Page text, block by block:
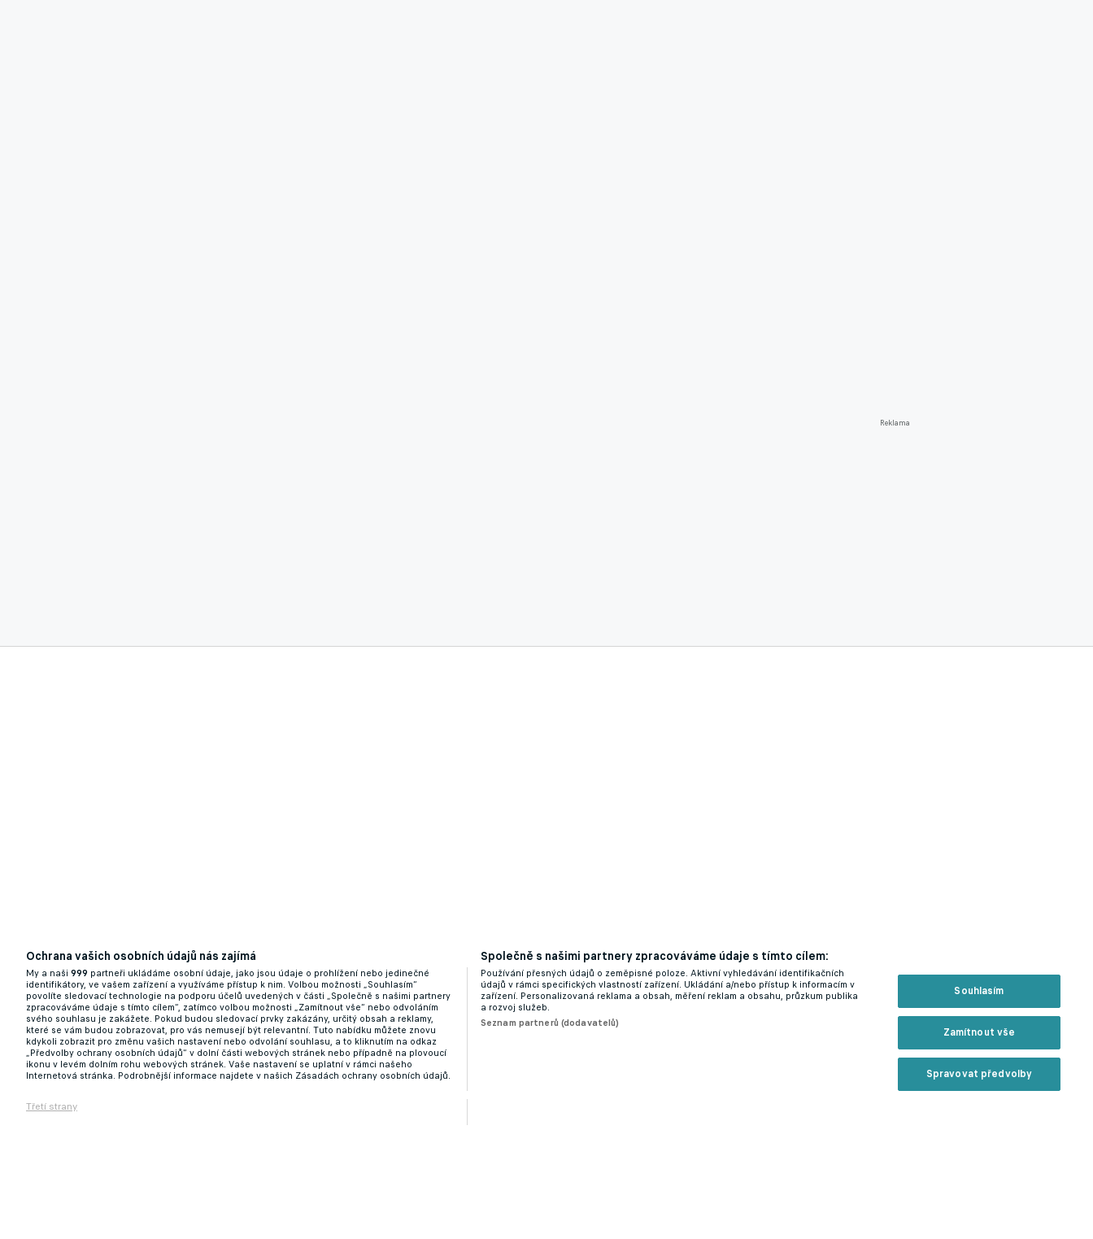
Reklama
Ochrana vašich osobních údajů nás zajímá
My a naši 999 partneři ukládáme osobní údaje, jako jsou údaje o prohlížení nebo jedinečné
identifikátory, ve vašem zařízení a využíváme přístup k nim. Volbou možnosti „Souhlasím“
povolíte sledovací technologie na podporu účelů uvedených v části „Společně s našimi partnery
zpracováváme údaje s tímto cílem“, zatímco volbou možnosti „Zamítnout vše“ nebo odvoláním
svého souhlasu je zakážete. Pokud budou sledovací prvky zakázány, určitý obsah a reklamy,
které se vám budou zobrazovat, pro vás nemusejí být relevantní. Tuto nabídku můžete znovu
kdykoli zobrazit pro změnu vašich nastavení nebo odvolání souhlasu, a to kliknutím na odkaz
„Předvolby ochrany osobních údajů“ v dolní části webových stránek nebo případně na plovoucí
ikonu v levém dolním rohu webových stránek. Vaše nastavení se uplatní v rámci našeho
Internetová stránka. Podrobnější informace najdete v našich Zásadách ochrany osobních údajů.
Třetí strany
Společně s našimi partnery zpracováváme údaje s tímto cílem:
Používání přesných údajů o zeměpisné poloze. Aktivní vyhledávání identifikačních
údajů v rámci specifických vlastností zařízení. Ukládání a/nebo přístup k informacím v
zařízení. Personalizovaná reklama a obsah, měření reklam a obsahu, průzkum publika
a rozvoj služeb.
Seznam partnerů (dodavatelů)
Souhlasím
Zamítnout vše
Spravovat předvolby